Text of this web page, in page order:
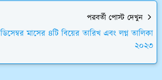
পরবর্তী পোস্ট দেখুন
ডিসেম্বর মাসের ৪টি বিয়ের তারিখ এবং লগ্ন তালিকা
২০২৩